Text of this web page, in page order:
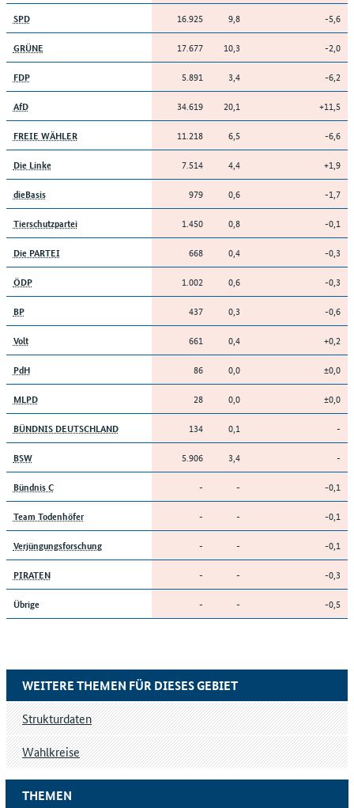
SPD 16.925 9,8 -5,6
GRÜNE 17.677 10,3 -2,0
FDP 5.891 3,4 -6,2
AfD 34.619 20,1 +11,5
FREIE WÄHLER 11.218 6,5 -6,6
Die Linke 7.514 4,4 +1,9
dieBasis 979 0,6 -1,7
Tierschutzpartei 1.450 0,8 -0,1
Die PARTEI 668 0,4 -0,3
ÖDP 1.002 0,6 -0,3
BP 437 0,3 -0,6
Volt 661 0,4 +0,2
PdH 86 0,0 ±0,0
MLPD 28 0,0 ±0,0
BÜNDNIS DEUTSCHLAND 134 0,1 -
BSW 5.906 3,4 -
Bündnis C - - -0,1
Team Todenhöfer - - -0,1
Verjüngungsforschung - - -0,1
PIRATEN - - -0,3
Übrige - - -0,5
THEMEN
WEITERE THEMEN FÜR DIESES GEBIET
Strukturdaten
Wahlkreise